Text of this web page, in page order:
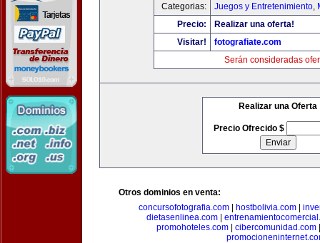
Categorias:
Juegos y Entretenimiento,
Precio:
Realizar una oferta!
Visitar!
fotografiate.com
Serán consideradas
Realizar una Oferta
Precio Ofrecido $
Otros dominios en venta:
concursofotografia.com| hostbolivia.com|
dietasenlinea.com|
promohoteles.com
cibercomunidad.com